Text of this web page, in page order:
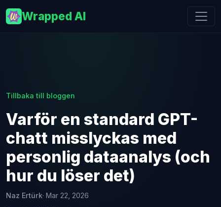
Wrapped AI
Tillbaka till bloggen
Varför en standard GPT-
chatt misslyckas med
personlig dataanalys (och
hur du löser det)
Naz Ertürk· Mar 22, 2026